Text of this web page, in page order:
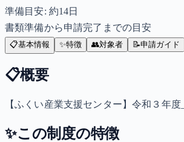
準備目安: 約14日
書類準備から申請完了までの目安
📋基本情報 ✨特徴 👥対象者 📝申請ガイド
📋概要
【ふくい産業支援センター】令和３年
✨この制度の特徴